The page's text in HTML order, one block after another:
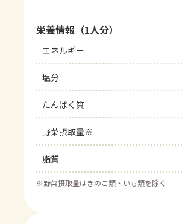
栄養情報（1人分）
エネルギー
塩分
たんぱく質
野菜摂取量※
脂質
※野菜摂取量はきのこ類・いも類を除く